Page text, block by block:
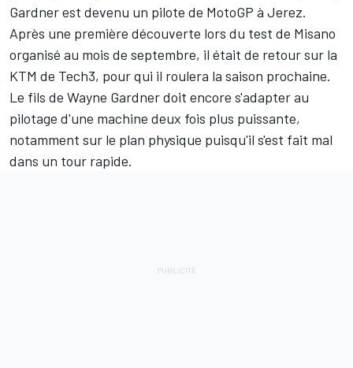
Gardnerest devenu un pilote de MotoGP à Jerez.
Après une première découverte lors du test de Misano
organisé au mois de septembre, il était de retour sur la
KTM de Tech3, pour qui il roulera la saison prochaine.
Le fils de Wayne Gardner doit encore s'adapter au
pilotage d'une machine deux fois plus puissante,
notamment sur le plan physique puisqu'il s'est fait mal
dans un tour rapide.